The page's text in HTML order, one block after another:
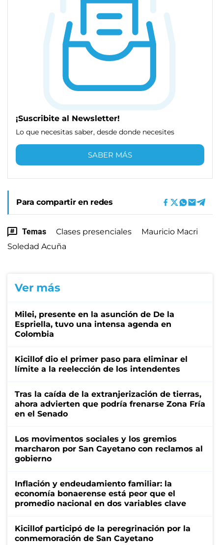
¡Suscribite al Newsletter!
Lo que necesitas saber, desde donde necesites
SABER MÁS
Para compartir en redes
Temas Clases presenciales
Mauricio Macri
Soledad Acuña
Ver más
Milei, presente en la asunción de De la
Espriella, tuvo una intensa agenda en
Colombia
Kicillof dio el primer paso para eliminar el
límite a la reelección de los intendentes
Tras la caída de la extranjerización de tierras,
ahora advierten que podría frenarse Zona Fría
en el Senado
Los movimentos sociales y los gremios
marcharon por San Cayetano con reclamos al
gobierno
Inflación y endeudamiento familiar: la
economía bonaerense está peor que el
promedio nacional en dos variables clave
Kicillof participó de la peregrinación por la
conmemoración de San Cayetano